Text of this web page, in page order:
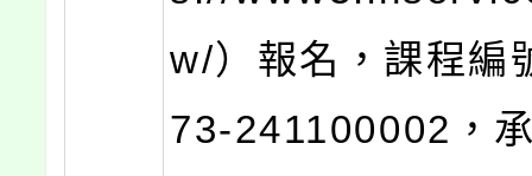
w/）報名， 課程編
73-241100002，